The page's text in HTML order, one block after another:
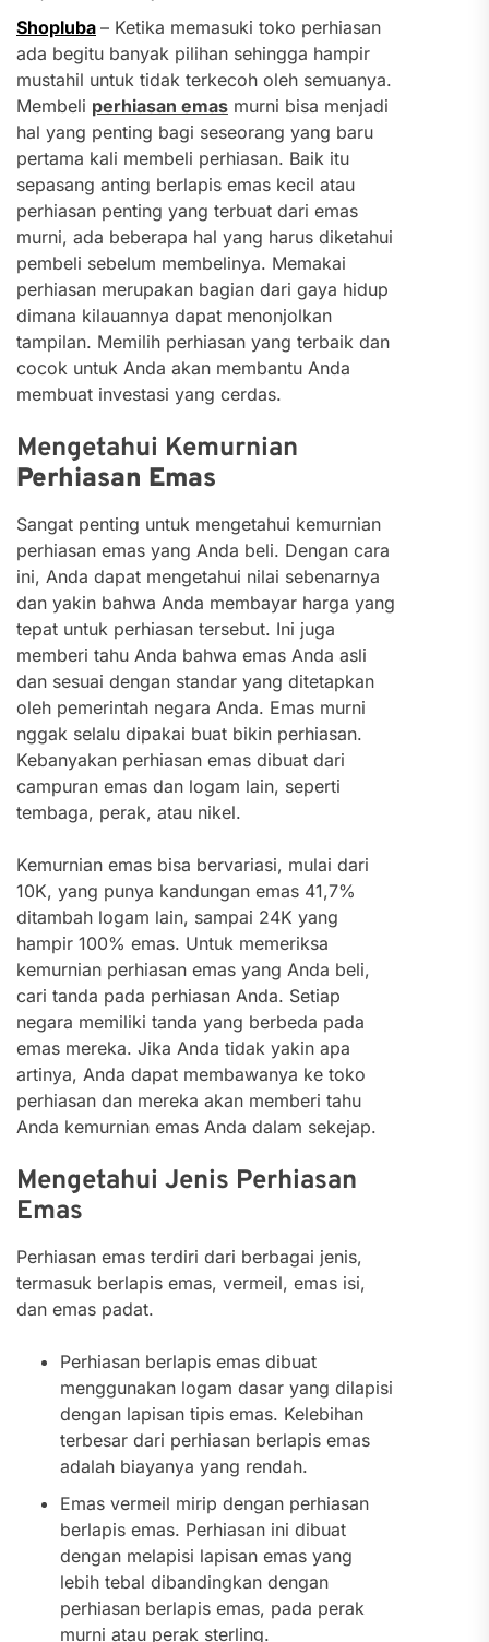
Shopluba – Ketika memasuki toko perhiasan
ada begitu banyak pilihan sehingga hampir
mustahil untuk tidak terkecoh oleh semuanya.
Membeli perhiasan emas murni bisa menjadi
hal yang penting bagi seseorang yang baru
pertama kali membeli perhiasan. Baik itu
sepasang anting berlapis emas kecil atau
perhiasan penting yang terbuat dari emas
murni, ada beberapa hal yang harus diketahui
pembeli sebelum membelinya. Memakai
perhiasan merupakan bagian dari gaya hidup
dimana kilauannya dapat menonjolkan
tampilan. Memilih perhiasan yang terbaik dan
cocok untuk Anda akan membantu Anda
membuat investasi yang cerdas.
Mengetahui Kemurnian
Perhiasan Emas
Sangat penting untuk mengetahui kemurnian
perhiasan emas yang Anda beli. Dengan cara
ini, Anda dapat mengetahui nilai sebenarnya
dan yakin bahwa Anda membayar harga yang
tepat untuk perhiasan tersebut. Ini juga
memberi tahu Anda bahwa emas Anda asli
dan sesuai dengan standar yang ditetapkan
oleh pemerintah negara Anda. Emas murni
nggak selalu dipakai buat bikin perhiasan.
Kebanyakan perhiasan emas dibuat dari
campuran emas dan logam lain, seperti
tembaga, perak, atau nikel.
Kemurnian emas bisa bervariasi, mulai dari
10K, yang punya kandungan emas 41,7%
ditambah logam lain, sampai 24K yang
hampir 100% emas. Untuk memeriksa
kemurnian perhiasan emas yang Anda beli,
cari tanda pada perhiasan Anda. Setiap
negara memiliki tanda yang berbeda pada
emas mereka. Jika Anda tidak yakin apa
artinya, Anda dapat membawanya ke toko
perhiasan dan mereka akan memberi tahu
Anda kemurnian emas Anda dalam sekejap.
Mengetahui Jenis Perhiasan
Emas
Perhiasan emas terdiri dari berbagai jenis,
termasuk berlapis emas, vermeil, emas isi,
dan emas padat.
Perhiasan berlapis emas dibuat
menggunakan logam dasar yang dilapisi
dengan lapisan tipis emas. Kelebihan
terbesar dari perhiasan berlapis emas
adalah biayanya yang rendah.
Emas vermeil mirip dengan perhiasan
berlapis emas. Perhiasan ini dibuat
dengan melapisi lapisan emas yang
lebih tebal dibandingkan dengan
perhiasan berlapis emas, pada perak
murni atau perak sterling.